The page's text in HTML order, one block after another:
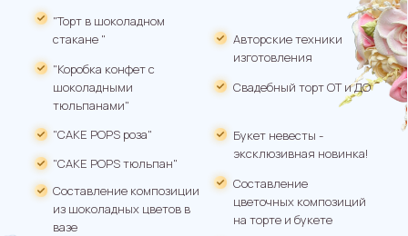
Составление композиции
из шоколадных цветов в
вазе
"Торт в шоколадном
стакане "
"Коробка конфет с
шоколадными
тюльпанами"
"CAKE POPS роза"
"CAKE POPS тюльпан"
Авторские техники
изготовления
Свадебный торт ОТ и ДО
Букет невесты -
эксклюзивная новинка!
Составление
цветочных композиций
на торте и букете